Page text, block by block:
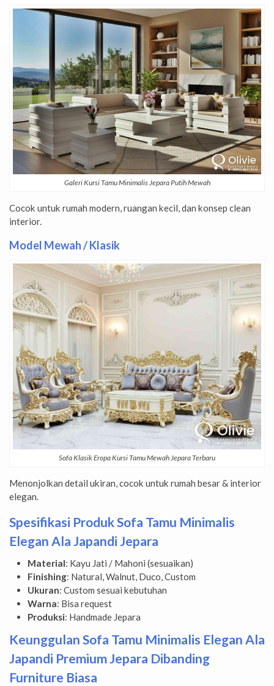
Galeri Kursi Tamu Minimalis Jepara Putih Mewah
Cocok untuk rumah modern, ruangan kecil, dan konsep clean
interior.
Model Mewah / Klasik
Sofa Klasik Eropa Kursi Tamu Mewah Jepara Terbaru
Menonjolkan detail ukiran, cocok untuk rumah besar & interior
elegan.
Spesifikasi Produk Sofa Tamu Minimalis
Elegan Ala Japandi Jepara
Material: Kayu Jati / Mahoni (sesuaikan)
Finishing: Natural, Walnut, Duco, Custom
Ukuran: Custom sesuai kebutuhan
Warna: Bisa request
Produksi: Handmade Jepara
Keunggulan Sofa Tamu Minimalis Elegan Ala
Japandi Premium Jepara Dibanding
Furniture Biasa